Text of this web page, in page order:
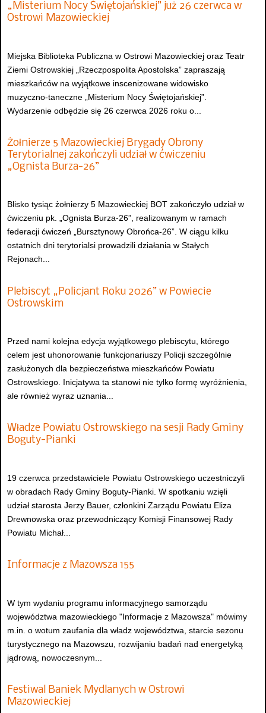
„Misterium Nocy Świętojańskiej” już 26 czerwca w
Ostrowi Mazowieckiej
Miejska Biblioteka Publiczna w Ostrowi Mazowieckiej oraz Teatr
Ziemi Ostrowskiej „Rzeczpospolita Apostolska” zapraszają
mieszkańców na wyjątkowe inscenizowane widowisko
muzyczno-taneczne „Misterium Nocy Świętojańskiej”.
Wydarzenie odbędzie się 26 czerwca 2026 roku o...
Żołnierze 5 Mazowieckiej Brygady Obrony
Terytorialnej zakończyli udział w ćwiczeniu
„Ognista Burza-26”
Blisko tysiąc żołnierzy 5 Mazowieckiej BOT zakończyło udział w
ćwiczeniu pk. „Ognista Burza-26”, realizowanym w ramach
federacji ćwiczeń „Bursztynowy Obrońca-26”. W ciągu kilku
ostatnich dni terytorialsi prowadzili działania w Stałych
Rejonach...
Plebiscyt „Policjant Roku 2026” w Powiecie
Ostrowskim
Przed nami kolejna edycja wyjątkowego plebiscytu, którego
celem jest uhonorowanie funkcjonariuszy Policji szczególnie
zasłużonych dla bezpieczeństwa mieszkańców Powiatu
Ostrowskiego. Inicjatywa ta stanowi nie tylko formę wyróżnienia,
ale również wyraz uznania...
Władze Powiatu Ostrowskiego na sesji Rady Gminy
Boguty-Pianki
19 czerwca przedstawiciele Powiatu Ostrowskiego uczestniczyli
w obradach Rady Gminy Boguty-Pianki. W spotkaniu wzięli
udział starosta Jerzy Bauer, członkini Zarządu Powiatu Eliza
Drewnowska oraz przewodniczący Komisji Finansowej Rady
Powiatu Michał...
Informacje z Mazowsza 155
W tym wydaniu programu informacyjnego samorządu
województwa mazowieckiego "Informacje z Mazowsza" mówimy
m.in. o wotum zaufania dla władz województwa, starcie sezonu
turystycznego na Mazowszu, rozwijaniu badań nad energetyką
jądrową, nowoczesnym...
Festiwal Baniek Mydlanych w Ostrowi
Mazowieckiej